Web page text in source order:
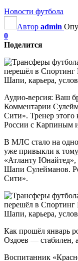
Новости футбола
Автор admin
0
Поделится
Аудио-версия: Ваш
Комментарии
Сити». Тренер этого
России с Карпиным
В МЛС стало на
уже привыкли к
«Атланту
Шапи Сулейманов.
Сити».
Как прошёл январь
Оздоев — стабилен,
Воспитанник